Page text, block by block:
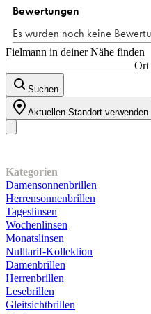
Bewertungen
Fielmann in deiner Nähe finden
Ort
Suchen
Aktuellen Standort verwenden
Kategorien
Damensonnenbrillen
Herrensonnenbrillen
Tageslinsen
Wochenlinsen
Monatslinsen
Nulltarif-Kollektion
Damenbrillen
Herrenbrillen
Lesebrillen
Gleitsichtbrillen